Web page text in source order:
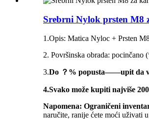
Srebrni Nylok prsten M8
1.Opis: Matica Nyloc + Prsten
2. Površinska obrada: pocinčano
3.Do ？% popusta——upit da
4.Svako može kupiti najviše
Napomena: Ograničeni
naručite, ranije ćete moći uživati